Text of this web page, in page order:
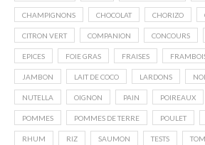
CHAMPIGNONS CHOCOLAT CHORIZO
CITRON VERT COMPANION CONCOURS
EPICES FOIE GRAS FRAISES
JAMBON LAIT DE COCO LARDONS
NUTELLA OIGNON PAIN POIREAUX
POMMES POMMES DE TERRE POULET
RHUM RIZ SAUMON TESTS